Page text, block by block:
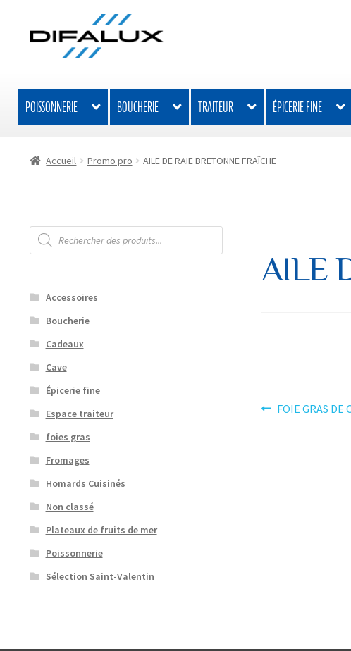
à
au
contenu
POISSONNERIE BOUCHERIE TRAITEUR ÉPICERIE FINE
Accueil Promo pro AILE DE RAIE BRETONNE FRAÎCHE
AILE
Article
FOIE GRAS DE
Recherche
de
produits
Accessoires
Boucherie
Cadeaux
Cave
Épicerie fine
Espace traiteur
foies gras
Fromages
Homards Cuisinés
Non classé
Plateaux de fruits de mer
Poissonnerie
Sélection Saint-Valentin